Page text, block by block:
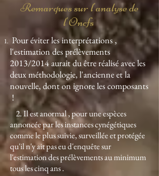
Remarques sur l'analyse de
l'Oncfs
Pour éviter les interprétations ,
l'estimation des prélèvements
2013/2014 aurait du être réalisé avec les
deux méthodologie, l'ancienne et la
nouvelle, dont on ignore les composants
!
2. Il est anormal , pour une espèces
annoncée par les instances cynégétiques
comme le plus suivie, surveillée et protégée
qu'il n'y ait pas eu d'enquête sur
l'estimation des prélèvements au minimum
tous les cinq ans .